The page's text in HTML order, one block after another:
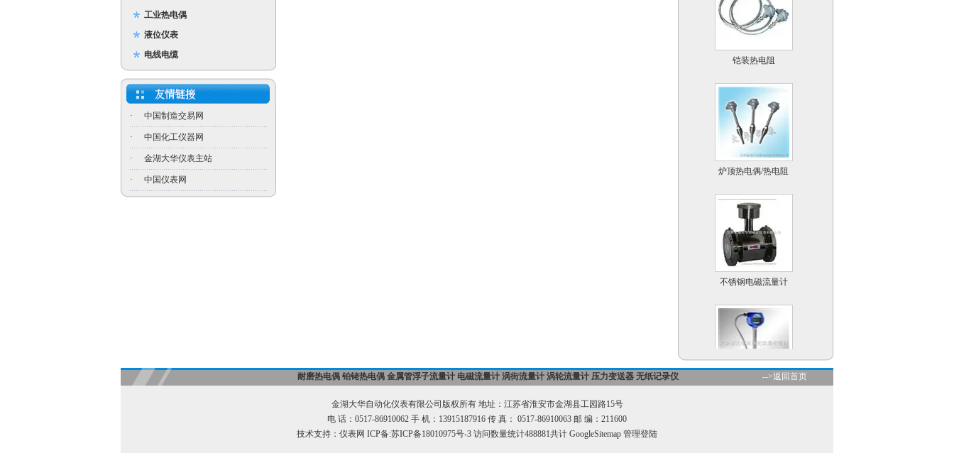
工业热电偶
液位仪表
电线电缆
· 中国制造交易网
· 中国化工仪器网
· 金湖大华仪表主站
· 中国仪表网
铠装热电阻
炉顶热电偶/热电阻
不锈钢电磁流量计
温度补偿型涡街流量计
耐磨热电偶 铂铑热电偶 金属管浮子流量计 电磁流量计 涡街流量计 涡轮流量计 压力变送器 无纸记录仪 -->返回首页
金湖大华自动化仪表有限公司版权所有 地址：江苏省淮安市金湖县工园路15号
电 话：0517-86910062 手 机：13915187916 传 真： 0517-86910063 邮 编：211600
技术支持： 仪表网 ICP备:苏ICP备18010975号-3 访问数量统计488881共计 GoogleSitemap 管理登陆